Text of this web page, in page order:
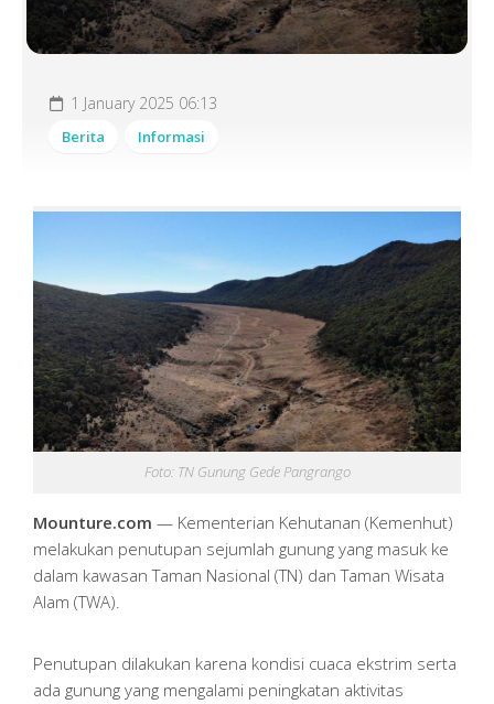
1 January 2025 06:13
Berita Informasi
Foto: TN Gunung Gede Pangrango
Mounture.com — Kementerian Kehutanan (Kemenhut)
melakukan penutupan sejumlah gunung yang masuk ke
dalam kawasan Taman Nasional (TN) dan Taman Wisata
Alam (TWA).
Penutupan dilakukan karena kondisi cuaca ekstrim serta
ada gunung yang mengalami peningkatan aktivitas